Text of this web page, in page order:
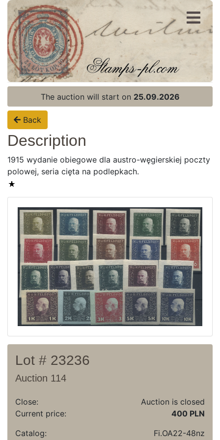
Register
Login
Home page
Current auction
Recent result
Archive
Regulation
Contact
The auction will start on 25.09.2026
Back
Description
1915 wydanie obiegowe dla austro-węgierskiej poczty
polowej, seria cięta na podlepkach.
Lot # 23236
Auction 114
Close:
Auction is closed
Current price:
400 PLN
Catalog:
Fi.OA22-48nz